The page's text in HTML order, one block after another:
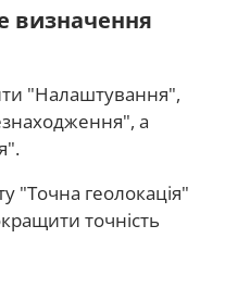
визначення
"Налаштування",
а
"Точна геолокація"
точність